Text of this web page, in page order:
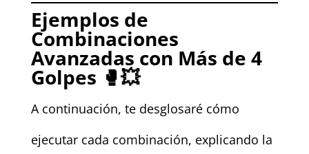
Ejemplos de
Combinaciones
Avanzadas con Más de 4
Golpes 🥊💥
A continuación, te desglosaré cómo
ejecutar cada combinación, explicando la